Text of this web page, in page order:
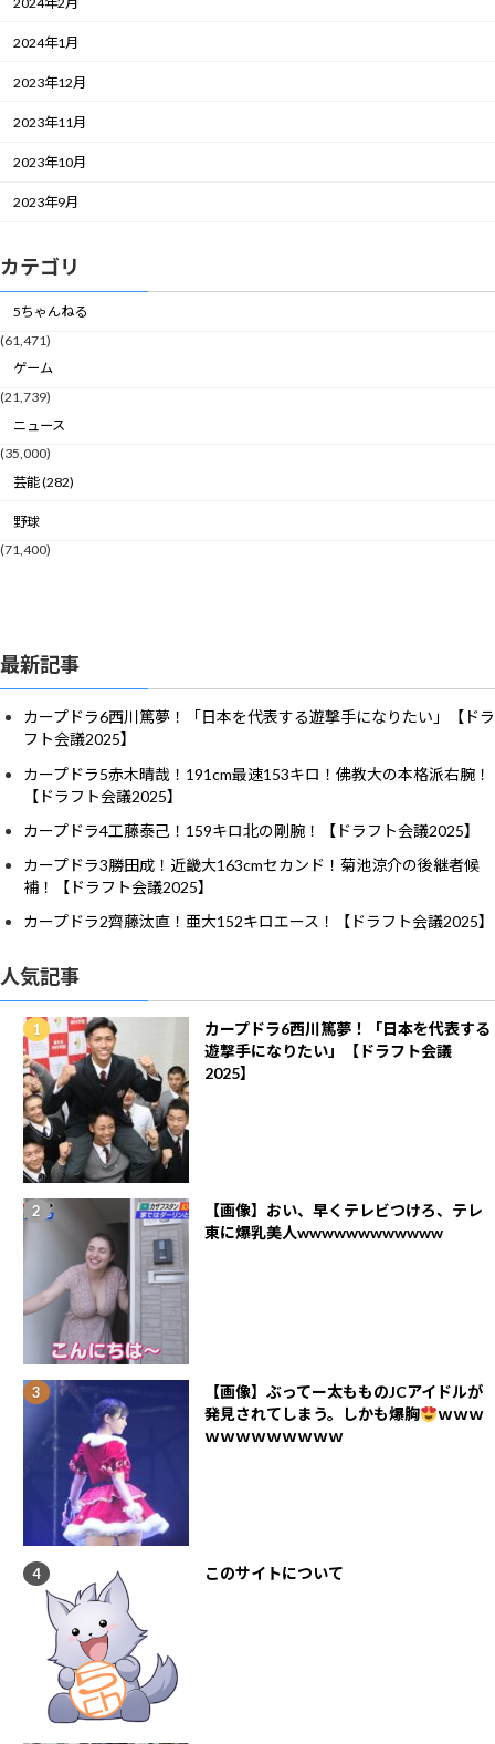
2024年1月
2023年12月
2023年11月
2023年10月
2023年9月
カテゴリ
5ちゃんねる
(61,471)
ゲーム
(21,739)
ニュース
(35,000)
芸能 (282)
野球
(71,400)
最新記事
カープドラ6西川篤夢！「日本を代表する遊撃手になりたい」【ドラ
フト会議2025】
カープドラ5赤木晴哉！191cm最速153キロ！佛教大の本格派右腕！
【ドラフト会議2025】
カープドラ4工藤泰己！159キロ北の剛腕！【ドラフト会議2025】
カープドラ3勝田成！近畿大163cmセカンド！菊池涼介の後継者候
補！【ドラフト会議2025】
カープドラ2齊藤汰直！亜大152キロエース！【ドラフト会議2025】
人気記事
カープドラ6西川篤夢！「日本を代表する
遊撃手になりたい」【ドラフト会議
2025】
【画像】おい、早くテレビつけろ、テレ
東に爆乳美人wwwwwwwwwwww
【画像】ぶってー太もものJCアイドルが
発見されてしまう。しかも爆胸
ｗｗｗ
ｗｗｗｗｗｗｗｗｗ
このサイトについて